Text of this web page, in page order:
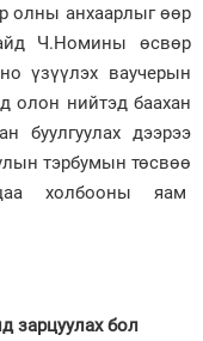
олны анхаарлыг өөр
Ч.Номины өсвөр
үзүүлэх ваучерын
олон нийтэд баахан
буулгуулах дээрээ
тэрбумын төсвөө
холбооны яам
зарцуулах бол